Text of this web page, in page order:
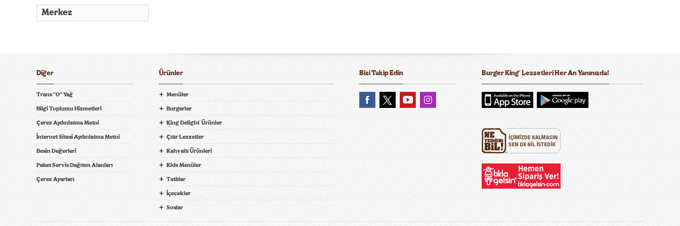
Merkez
Burger King® Lezzetleri Her An Yanınızda!
Ver! tiklagelsin.com
Bizi Takip Edin
Ürünler
Menüler
Burgerler
King Delight® Ürünler
Çıtır Lezzetler
Kahvaltı Ürünleri
Kids Menüler
Tatlılar
İçecekler
Soslar
Diğer
Trans "0" Yağ
Bilgi Toplumu Hizmetleri
Çerez Aydınlatma Metni
İnternet Sitesi Aydınlatma Metni
Besin Değerleri
Paket Servis Dağıtım Alanları
Çerez Ayarları